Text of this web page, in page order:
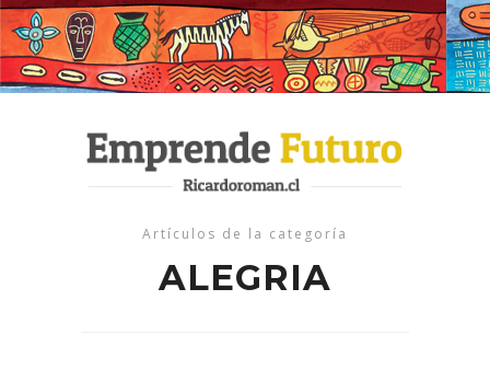
Artículos de la categoría
ALEGRIA